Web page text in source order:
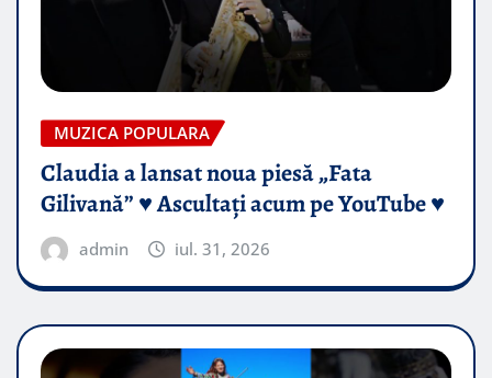
MUZICA POPULARA
Claudia a lansat noua piesă „Fata
Gilivană” ♥️ Ascultați acum pe YouTube ♥️
admin iul. 31, 2026